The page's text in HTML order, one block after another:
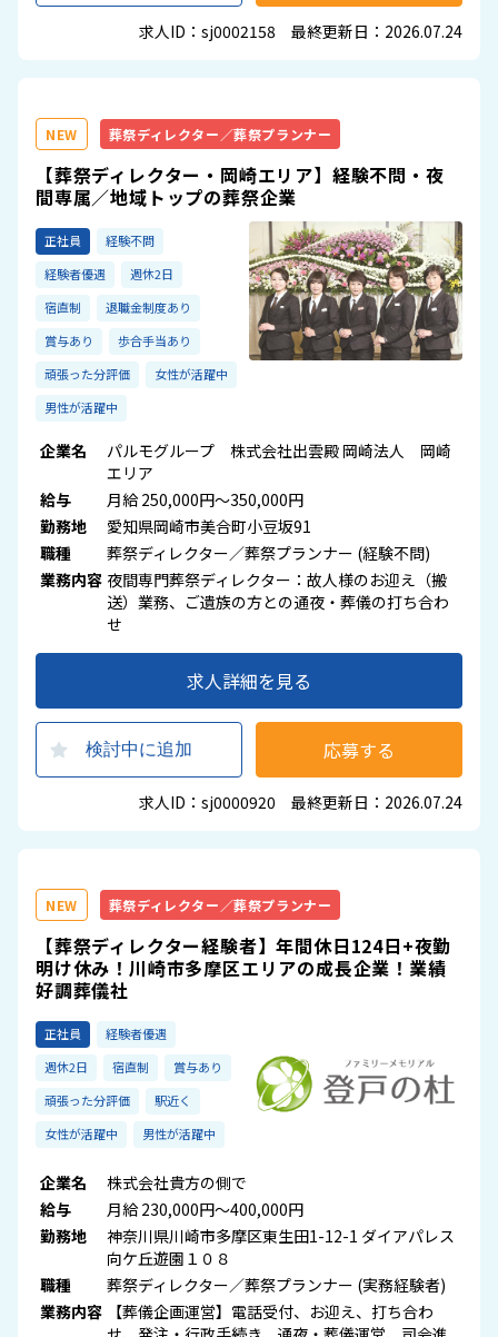
求人ID：sj0002158 最終更新日：2026.07.24
NEW 葬祭ディレクター／葬祭プランナー
【葬祭ディレクター・岡崎エリア】経験不問・夜
間専属／地域トップの葬祭企業
正社員
経験不問
経験者優遇
週休2日
宿直制
退職金制度あり
賞与あり
歩合手当あり
頑張った分評価
女性が活躍中
男性が活躍中
企業名
パルモグループ 株式会社出雲殿 岡崎法人 岡崎
エリア
給与
月給 250,000円～350,000円
勤務地
愛知県岡崎市美合町小豆坂91
職種
葬祭ディレクター／葬祭プランナー (経験不問)
業務内容 夜間専門葬祭ディレクター：故人様のお迎え（搬
送）業務、ご遺族の方との通夜・葬儀の打ち合わ
せ
求人詳細を見る
検討中に追加 応募する
求人ID：sj0000920 最終更新日：2026.07.24
NEW 葬祭ディレクター／葬祭プランナー
【葬祭ディレクター経験者】年間休日124日+夜勤
明け休み！川崎市多摩区エリアの成長企業！業績
好調葬儀社
正社員
経験者優遇
週休2日
宿直制
賞与あり
頑張った分評価
駅近く
女性が活躍中
男性が活躍中
企業名
株式会社貴方の側で
給与
月給 230,000円～400,000円
勤務地
神奈川県川崎市多摩区東生田1-12-1 ダイアパレス
向ケ丘遊園１０８
職種
葬祭ディレクター／葬祭プランナー (実務経験者)
業務内容
【葬儀企画運営】電話受付、お迎え、打ち合わ